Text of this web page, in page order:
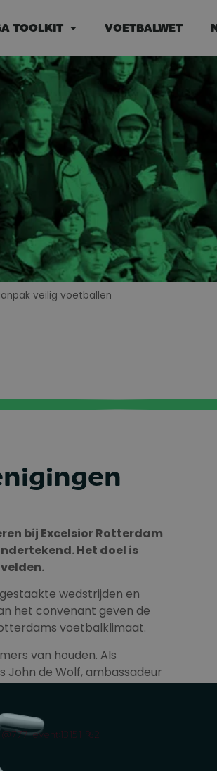
TOOLKIT VOETBALWET
veilig voetballen
bij Excelsior Rotterdam
Het doel is
wedstrijden en
het convenant geven de
voetbalklimaat.
van houden. Als
John de Wolf, ambassadeur
@777 event:13151 %2